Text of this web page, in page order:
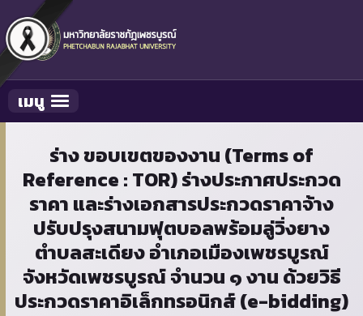
Toggle navigation
เมนู
ร่าง ขอบเขตของงาน (Terms of
Reference : TOR) ร่างประกาศประกวด
ราคา และร่างเอกสารประกวดราคาจ้าง
ปรับปรุงสนามฟุตบอลพร้อมลู่วิ่งยาง
ตำบลสะเดียง อำเภอเมืองเพชรบูรณ์
จังหวัดเพชรบูรณ์ จำนวน ๑ งาน ด้วยวิธี
ประกวดราคาอิเล็กทรอนิกส์ (e-bidding)